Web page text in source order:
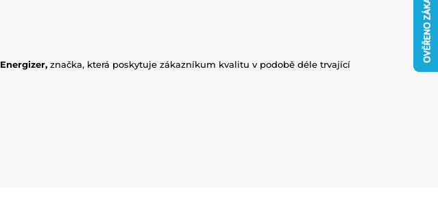
Energizer, značka, která poskytuje zákazníkum kvalitu v podobě déle trvající